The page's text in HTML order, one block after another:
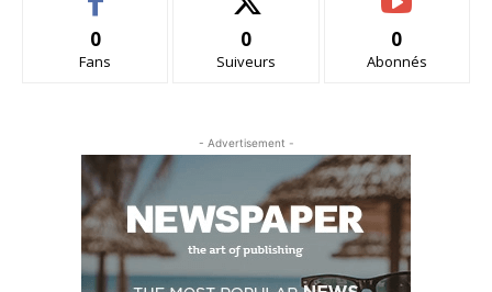
0
Fans
0
Suiveurs
0
Abonnés
- Advertisement -